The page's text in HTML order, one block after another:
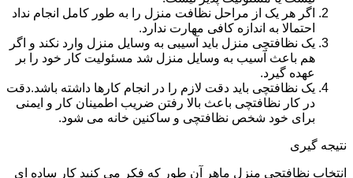
اگر هر یک از مراحل نظافت منزل را به طور کامل انجام نداد
احتمالا به اندازه کافی مهارت ندارد.
یک نظافتچی منزل باید آسیبی به وسایل منزل وارد نکند و اگر
هم باعث آسیب به وسایل منزل شد مسئولیت کار خود را بر
عهده گیرد.
یک نظافتچی باید دقت لازم را در انجام کارها داشته باشد.دقت
در کار نظافتچی باعث بالا رفتن ضریب اطمینان کار و ایمنی
برای خود شخص نظافتچی و ساکنین خانه می شود.
نتیجه گیری
انتخاب نظافتچی منزل ماهر آن طور که فکر می کنید کار ساده ای